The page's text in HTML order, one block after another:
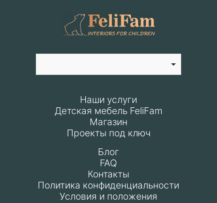
Наши услуги
Детская мебель FeliFam
Магазин
Проекты под ключ
Блог
FAQ
Контакты
Политика конфиденциальности
Условия и положения